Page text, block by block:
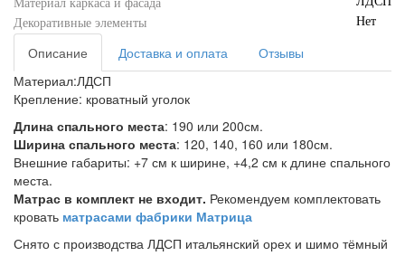
Материал каркаса и фасада
Декоративные элементы
Нет
Описание Доставка и оплата
Отзывы
Материал:ЛДСП
Крепление: кроватный уголок
Длина спального места: 190 или 200см.
Ширина спального места: 120, 140, 160 или 180см.
Внешние габариты: +7 см к ширине, +4,2 см к длине спального
места.
Матрас в комплект не входит. Рекомендуем комплектовать
кровать матрасами фабрики Матрица
Снято с производства ЛДСП итальянский орех и шимо тёмный